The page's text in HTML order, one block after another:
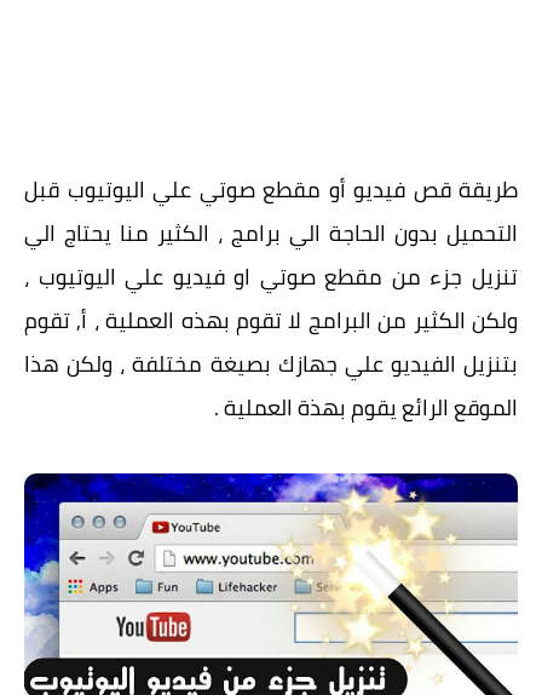
طريقة قص فيديو أو مقطع صوتي علي اليوتيوب قبل
التحميل بدون الحاجة الي برامج ، الكثير منا يحتاج الي
تنزيل جزء من مقطع صوتي او فيديو علي اليوتيوب ،
ولكن الكثير من البرامج لا تقوم بهذه العملية ، أ, تقوم
بتنزيل الفيديو علي جهازك بصيغة مختلفة ، ولكن هذا
الموقع الرائع يقوم بهذة العملية .